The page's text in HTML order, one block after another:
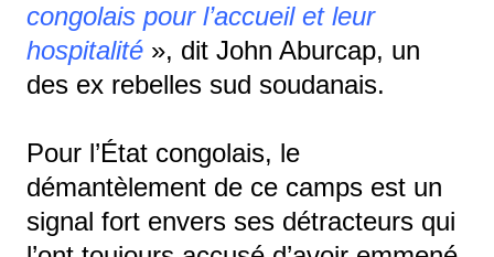
congolais pour l’accueil et leur
hospitalité», dit John Aburcap, un
des ex rebelles sud soudanais.
Pour l’État congolais, le
démantèlement de ce camps est un
signal fort envers ses détracteurs qui